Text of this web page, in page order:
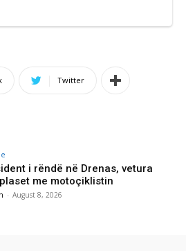
Twitter
i rëndë në Drenas, vetura
me motoçiklistin
- August 8, 2026